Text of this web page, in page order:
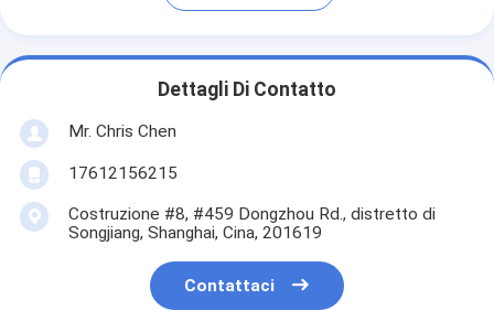
Dettagli Di Contatto
Mr. Chris Chen
17612156215
Costruzione #8, #459 Dongzhou Rd., distretto di
Songjiang, Shanghai, Cina, 201619
Contattaci